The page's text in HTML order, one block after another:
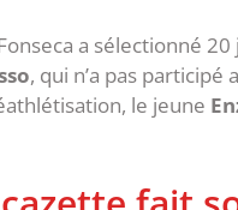
a sélectionné
, qui n’a pas
le jeune